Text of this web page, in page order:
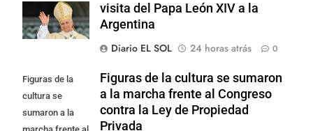
visita del Papa León XIV a la
Argentina
Diario EL SOL
24 horas atrás 0
Figuras de la
cultura se
sumaron a la
Figuras de la cultura se sumaron
a la marcha frente al Congreso
contra la Ley de Propiedad
Privada